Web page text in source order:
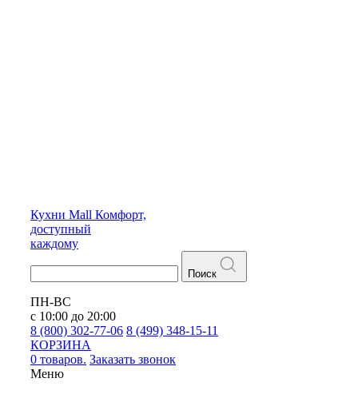
Кухни Mall Комфорт,
доступный
каждому
Поиск
ПН-ВС
с 10:00 до 20:00
8 (800) 302-77-06 8 (499) 348-15-11
КОРЗИНА
0 товаров. Заказать звонок
Меню